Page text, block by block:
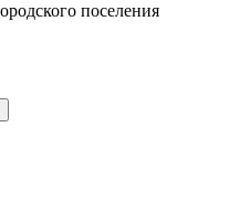
поселения